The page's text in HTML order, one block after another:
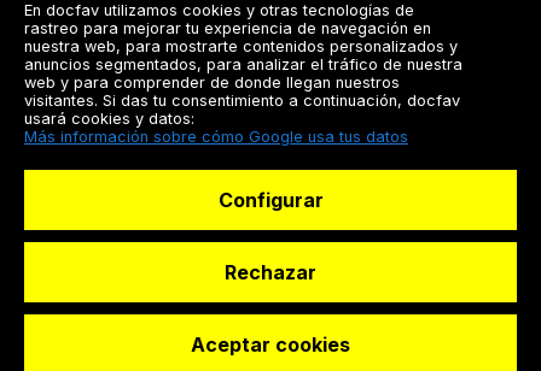
Registrarse
Docfav
© Dashboard Technologies S.L
En docfav utilizamos cookies y otras tecnologías de
rastreo para mejorar tu experiencia de navegación en
nuestra web, para mostrarte contenidos personalizados y
anuncios segmentados, para analizar el tráfico de nuestra
web y para comprender de donde llegan nuestros
visitantes. Si das tu consentimiento a continuación, docfav
usará cookies y datos:
Más información sobre cómo Google usa tus datos
Configurar
Rechazar
Aceptar cookies